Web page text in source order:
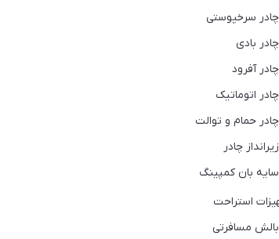
چادر سرخپوستی
چادر بادی
چادر آفرود
چادر اتوماتیک
چادر حمام و توالت
زیرانداز چادر
سایه بان کمپینگ
استراحت
بالش مسافرتی